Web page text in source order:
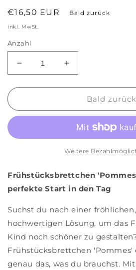
Normaler
Preis
€16,50 EUR Bald zurück
inkl. MwSt.
Anzahl
Verringere
die
Menge
Frühstücksbrettechen
&#39;Pommes&#39;
Erhöhe
die
Menge
Bald zurück
Weitere
Frühstücksbrettchen
perfekte Start in den Tag
Suchst du nach einer
hochwertigen Lösung, um das
Kind noch schöner zu
Frühstücksbrettchen 'Pommes'
genau das, was du brauchst.